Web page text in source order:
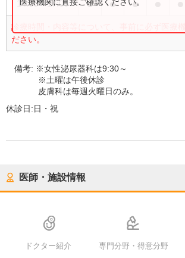
14:00〜17:00 ● ● ●
診療時間・内容等について、事前に必ず医療
ださい。
備考: ※女性泌尿器科は9:30～
※土曜は午後休診
皮膚科は毎週火曜日のみ。
休診日:日・祝
医師・施設情報
ドクター紹介 専門分野・得意分野